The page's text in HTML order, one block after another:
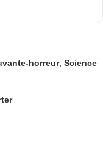
horreur, Science